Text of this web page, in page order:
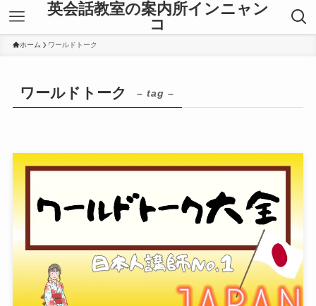
英会話教室の案内所インニャン
コ
ホーム ワールドトーク
ワールドトーク – tag –